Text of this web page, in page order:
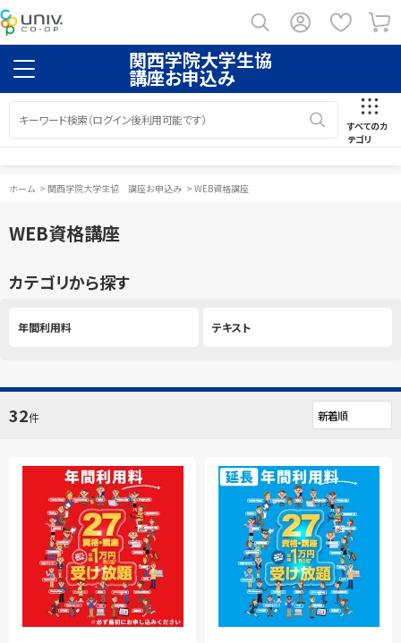
関西学院大学生協
講座お申込み
すべてのカ
テゴリ
ホーム > 関西学院大学生協 講座お申込み > WEB資格講座
WEB資格講座
カテゴリから探す
年間利用料 テキスト
32件